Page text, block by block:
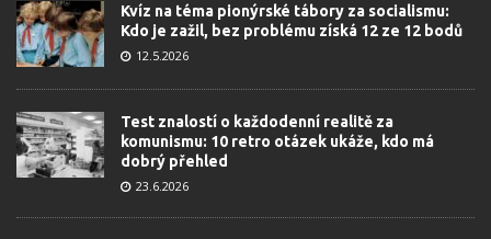
Kvíz na téma pionýrské tábory za socialismu:
Kdo je zažil, bez problému získá 12 ze 12 bodů
12.5.2026
Test znalostí o každodenní realitě za
komunismu: 10 retro otázek ukáže, kdo má
dobrý přehled
23.6.2026